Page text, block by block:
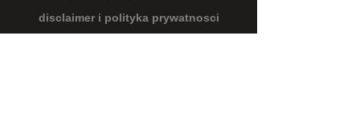
disclaimer i polityka prywatnosci